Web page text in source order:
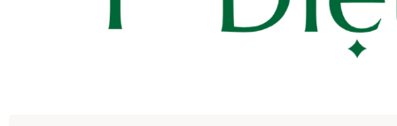
SẢN PHẨM TAM THẤT Y DIỆU